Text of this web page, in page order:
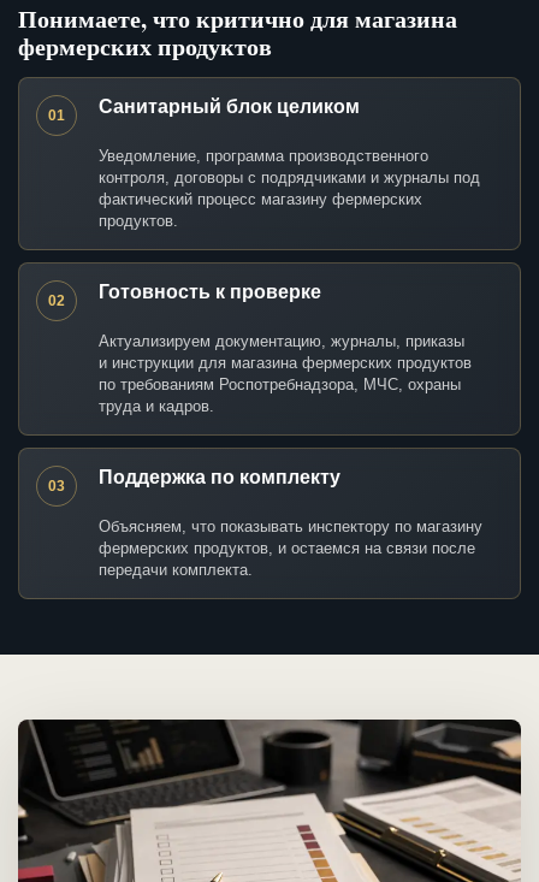
Понимаете, что критично для магазина
фермерских продуктов
01 Санитарный блок целиком
Уведомление, программа производственного
контроля, договоры с подрядчиками и журналы под
фактический процесс магазину фермерских
продуктов.
02 Готовность к проверке
Актуализируем документацию, журналы, приказы
и инструкции для магазина фермерских продуктов
по требованиям Роспотребнадзора, МЧС, охраны
труда и кадров.
03 Поддержка по комплекту
Объясняем, что показывать инспектору по магазину
фермерских продуктов, и остаемся на связи после
передачи комплекта.